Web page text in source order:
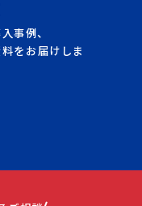
事例、
をお届けしま